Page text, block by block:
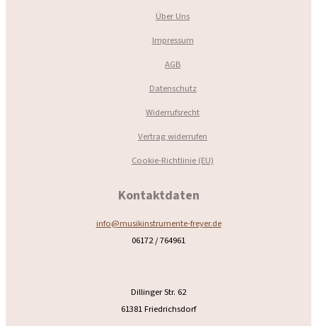
Über Uns
Impressum
AGB
Datenschutz
Widerrufsrecht
Vertrag widerrufen
Cookie-Richtlinie (EU)
Kontaktdaten
info@musikinstrumente-freyer.de
06172 / 764961
Dillinger Str. 62
61381 Friedrichsdorf